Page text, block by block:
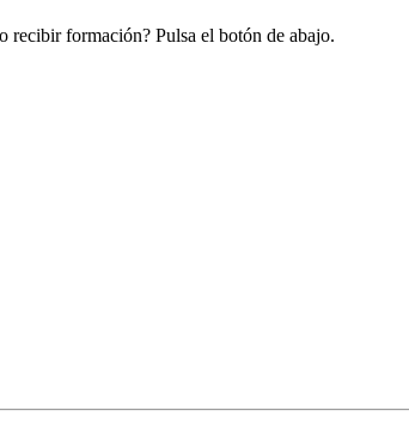
recibir formación? Pulsa el botón de abajo.